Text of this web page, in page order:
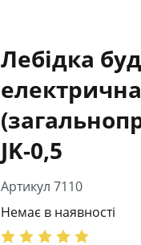
Лебідка
електрична
JK-0,5
Артикул 7110
Немає в наявності